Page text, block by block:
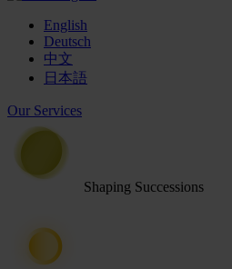
English
Deutsch
中文
日本語
Our Services
Shaping Successions